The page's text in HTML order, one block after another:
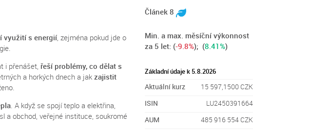
využití s energií, zejména pokud jde o
i přenášet, řeší problémy, co dělat s
a horkých dnech a jak zajistit
. A když se spojí teplo a elektřina,
a obchod, veřejné instituce, soukromé
Článek 8
Min. a max. měsíční výkonnost
za 5 let: (-9.8%); (8.41%)
Základní údaje k 5.8.2026
Aktuální kurz
15 597,1500 CZK
ISIN
LU2450391664
AUM
485 916 554 CZK